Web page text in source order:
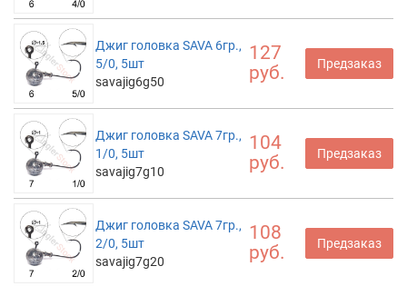
Джиг головка SAVA 6гр.,
5/0, 5шт
savajig6g50
127
руб.
Предзаказ
Джиг головка SAVA 7гр.,
1/0, 5шт
savajig7g10
104
руб.
Предзаказ
Джиг головка SAVA 7гр.,
2/0, 5шт
savajig7g20
108
руб.
Предзаказ